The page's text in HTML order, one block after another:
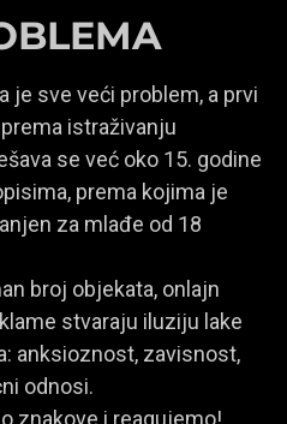
je sve veći problem, a prvi
istraživanju
se već oko 15. godine
prema kojima je
za mlađe od 18
broj objekata, onlajn
stvaraju iluziju lake
anksioznost, zavisnost,
odnosi.
znakove i reagujemo!